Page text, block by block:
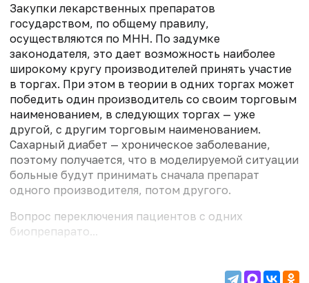
Закупки лекарственных препаратов
государством, по общему правилу,
осуществляются по МНН. По задумке
законодателя, это дает возможность наиболее
широкому кругу производителей принять участие
в торгах. При этом в теории в одних торгах может
победить один производитель со своим торговым
наименованием, в следующих торгах — уже
другой, с другим торговым наименованием.
Сахарный диабет — хроническое заболевание,
поэтому получается, что в моделируемой ситуации
больные будут принимать сначала препарат
одного производителя, потом другого.
Вопрос переключения пациентов с одних
биопрепарато...